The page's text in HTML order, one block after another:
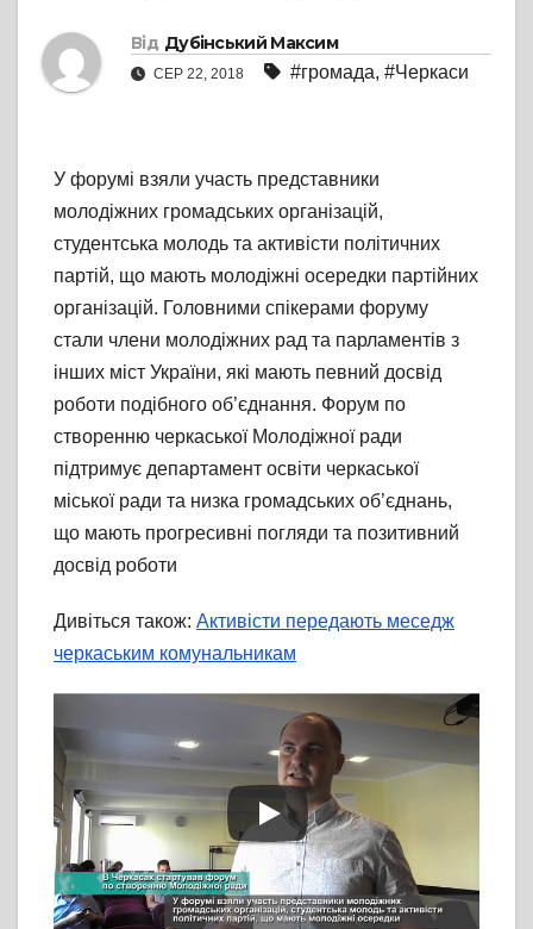
Від Дубінський Максим
СЕР 22, 2018 #громада, #Черкаси
У форумі взяли участь представники
молодіжних громадських організацій,
студентська молодь та активісти політичних
партій, що мають молодіжні осередки партійних
організацій. Головними спікерами форуму
стали члени молодіжних рад та парламентів з
інших міст України, які мають певний досвід
роботи подібного об’єднання. Форум по
створенню черкаської Молодіжної ради
підтримує департамент освіти черкаської
міської ради та низка громадських об’єднань,
що мають прогресивні погляди та позитивний
досвід роботи
Дивіться також: Активісти передають меседж
черкаським комунальникам